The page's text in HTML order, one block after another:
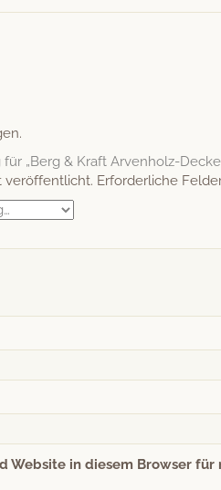
„Berg & Kraft Arvenholz-
veröffentlicht. Erforderliche
Website in diesem Browser